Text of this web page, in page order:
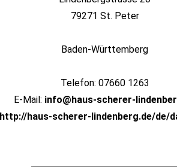
79271 St. Peter
Baden-Württemberg
Telefon: 07660 1263
E-Mail: info@haus-scherer-
http://haus-scherer-lindenberg.de/de/